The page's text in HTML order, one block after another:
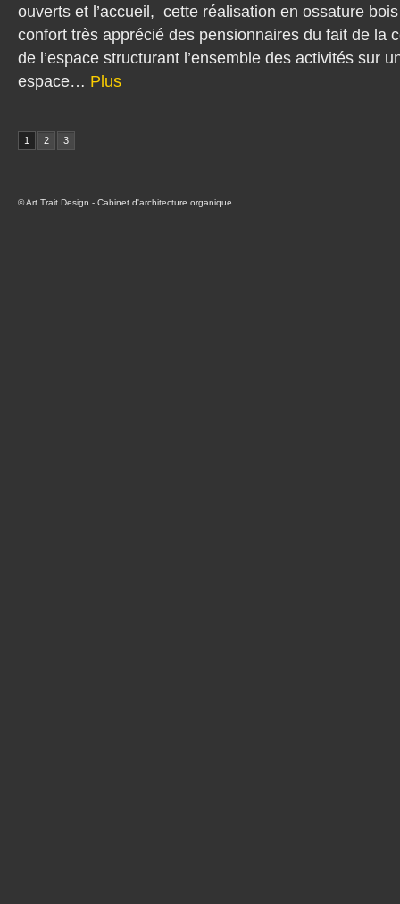
ouverts et l’accueil, cette réalisation en ossature
confort très apprécié des pensionnaires du fait de la
de l’espace structurant l’ensemble des activités sur
espace… Plus
1 2 3
© Art Trait Design - Cabinet d'architecture organique